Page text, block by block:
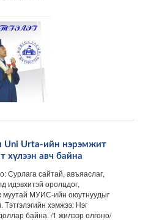
Uni Urta-ийн нэрэмжит
хүлээн авч байна
Сурлага сайтай, авъяаслаг,
идэвхитэй оролцдог,
муутай МУИС-ийн оюутнуудыг
хэмжээ: Нэг
байна. /1 жилээр олгоно/